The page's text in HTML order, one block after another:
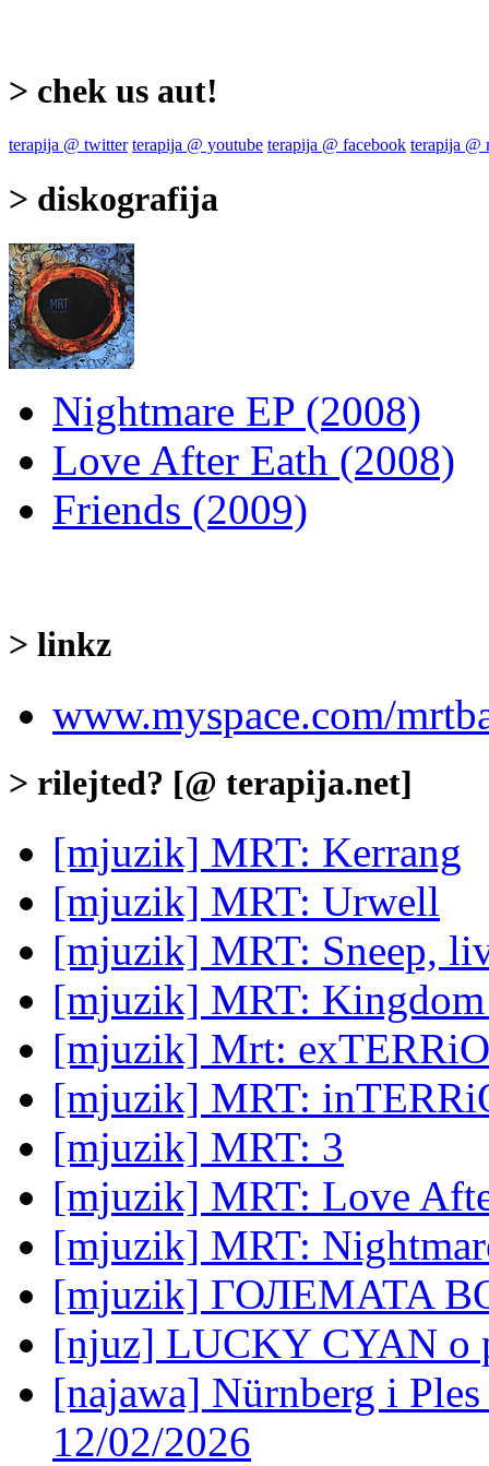
> chek us aut!
terapija @ twitter terapija @ youtube terapija @ facebook terapija @
> diskografija
Nightmare EP (2008)
Love After Eath (2008)
Friends (2009)
> linkz
www.myspace.com/
> rilejted? [@ terapija.net]
[mjuzik] MRT: Kerrang
[mjuzik] MRT: Urwell
[mjuzik] MRT: Sneep,
[mjuzik] MRT:
[mjuzik] Mrt:
[mjuzik] MRT:
[mjuzik] MRT: 3
[mjuzik] MRT: Love
[mjuzik] MRT:
[mjuzik] ГОЛЕМATA
[njuz] LUCKY CYAN o
[najawa] Nürnberg i
12/02/2026